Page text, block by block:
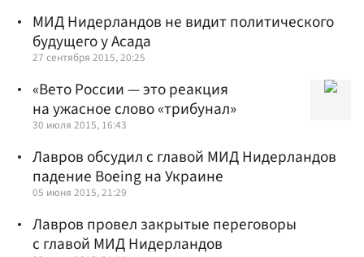
МИД Нидерландов не видит политического
будущего у Асада
27 сентября 2015, 20:25
«Вето России — это реакция
на ужасное слово «трибунал»
30 июля 2015, 16:43
Лавров обсудил с главой МИД Нидерландов
падение Boeing на Украине
05 июня 2015, 21:29
Лавров провел закрытые переговоры
с главой МИД Нидерландов